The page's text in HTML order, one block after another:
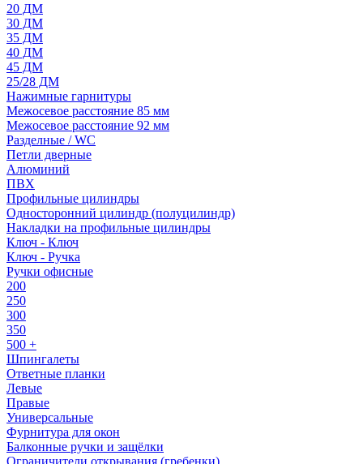
20 ДМ
30 ДМ
35 ДМ
40 ДМ
45 ДМ
25/28 ДМ
Нажимные гарнитуры
Межосевое расстояние 85 мм
Межосевое расстояние 92 мм
Разделные / WC
Петли дверные
Алюминий
ПВХ
Профильные цилиндры
Односторонний цилиндр (полуцилиндр)
Накладки на профильные цилиндры
Ключ - Ключ
Ключ - Ручка
Ручки офисные
200
250
300
350
500 +
Шпингалеты
Ответные планки
Левые
Правые
Универсальные
Фурнитура для окон
Балконные ручки и защёлки
Ограничители открывания (гребенки)